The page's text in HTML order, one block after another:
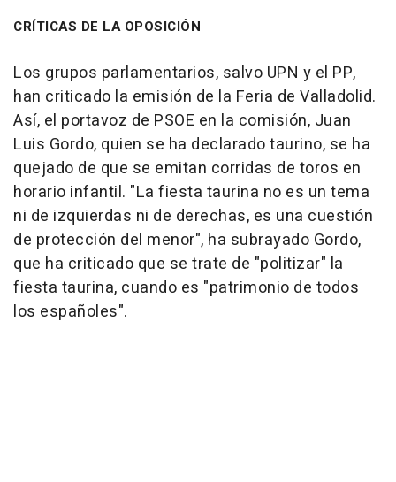
CRÍTICAS DE LA OPOSICIÓN
Los grupos parlamentarios, salvo UPN y el PP,
han criticado la emisión de la Feria de Valladolid.
Así, el portavoz de PSOE en la comisión, Juan
Luis Gordo, quien se ha declarado taurino, se ha
quejado de que se emitan corridas de toros en
horario infantil. "La fiesta taurina no es un tema
ni de izquierdas ni de derechas, es una cuestión
de protección del menor", ha subrayado Gordo,
que ha criticado que se trate de "politizar" la
fiesta taurina, cuando es "patrimonio de todos
los españoles".